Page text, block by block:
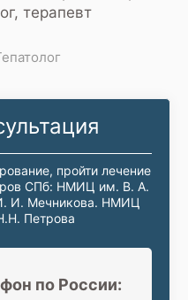
терапевт
пройти лечение
СПб: НМИЦ им. В. А.
И. Мечникова. НМИЦ
Петрова
по России: